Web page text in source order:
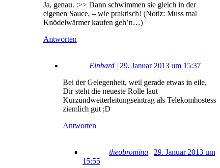
Ja, genau. :>> Dann schwimmen sie gleich in der
eigenen Sauce, – wie praktisch! (Notiz: Muss mal
Knödelwärmer kaufen geh’n…)
Antworten
Einhard | 29. Januar 2013 um 15:37
Bei der Gelegenheit, weil gerade etwas in eile,
Dir steht die neueste Rolle laut
Kurzundweiterleitungseintrag als Telekomhostess
ziemlich gut ;D
Antworten
theobromina | 29. Januar 2013 um
15:55